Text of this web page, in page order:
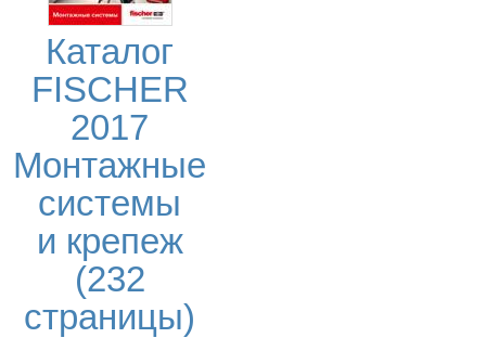
Каталог
FISCHER
2017
Монтажные
системы
и крепеж
(232
страницы)